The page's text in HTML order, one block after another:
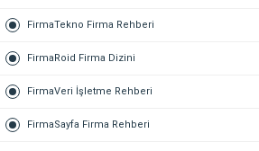
FirmaTekno Firma Rehberi
FirmaRoid Firma Dizini
FirmaVeri İşletme Rehberi
FirmaSayfa Firma Rehberi